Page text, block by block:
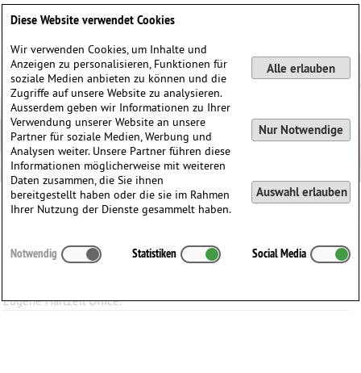
Eugène Hartzell(1932-2000) (von EHO administrator)
Eugene Hartzell Office.
Diese Website verwendet Cookies
Wir verwenden Cookies, um Inhalte und
Anzeigen zu personalisieren, Funktionen für
soziale Medien anbieten zu können und die
Zugriffe auf unsere Website zu analysieren.
Ausserdem geben wir Informationen zu Ihrer
Verwendung unserer Website an unsere
Partner für soziale Medien, Werbung und
Analysen weiter. Unsere Partner führen diese
Informationen möglicherweise mit weiteren
Daten zusammen, die Sie ihnen
bereitgestellt haben oder die sie im Rahmen
Ihrer Nutzung der Dienste gesammelt haben.
Alle erlauben
Nur Notwendige
Auswahl erlauben
Notwendig Statistiken Social Media